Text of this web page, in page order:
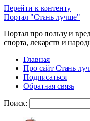
Перейти к контенту
Портал "Стань лучше"
Портал про пользу и
спорта, лекарств и
Главная
Про сайт Стань
Подписаться
Обратная связь
Поиск: